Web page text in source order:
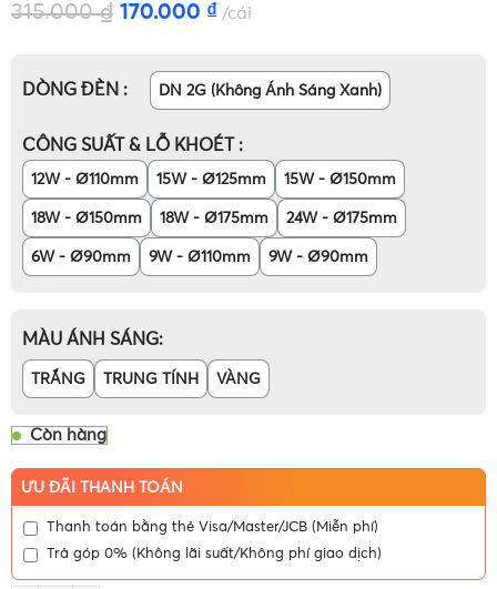
315.000₫ 170.000 ₫ cái
DÒNG ĐÈN DN 2G (Không Ánh Sáng Xanh)
CÔNG SUẤT & LỖ KHOÉT
12W - Ø110mm 15W - Ø125mm 15W - Ø150mm
18W - Ø150mm 18W - Ø175mm 24W - Ø175mm
6W - Ø90mm 9W - Ø110mm 9W - Ø90mm
MÀU ÁNH SÁNG
TRẮNG TRUNG TÍNH VÀNG
Còn hàng
ƯU ĐÃI THANH TOÁN
Thanh toán bằng thẻ Visa/Master/JCB (Miễn phí)
Trả góp 0% (Không lãi suất/Không phí giao dịch)